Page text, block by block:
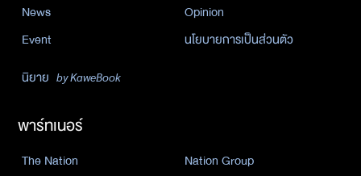
News
Opinion
Event
นโยบายการเป็นส่วนตัว
นิยาย by KaweBook
พาร์ทเนอร์
The Nation
Nation Group